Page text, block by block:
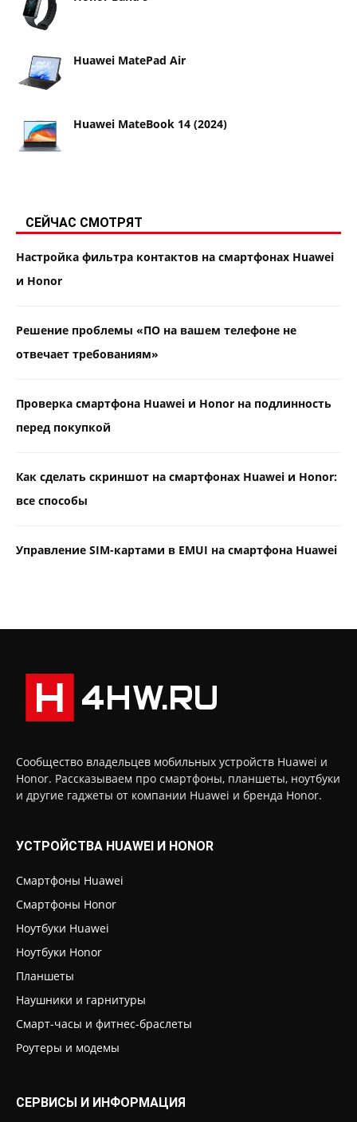
Huawei MatePad Air
Huawei MateBook 14 (2024)
СЕЙЧАС СМОТРЯТ
Настройка фильтра контактов на смартфонах Huawei
и Honor
Решение проблемы «ПО на вашем телефоне не
отвечает требованиям»
Проверка смартфона Huawei и Honor на подлинность
перед покупкой
Как сделать скриншот на смартфонах Huawei и Honor:
все способы
Управление SIM-картами в EMUI на смартфона Huawei
Сообщество владельцев мобильных устройств Huawei и
Honor. Рассказываем про смартфоны, планшеты, ноутбуки
и другие гаджеты от компании Huawei и бренда Honor.
УСТРОЙСТВА HUAWEI И HONOR
Смартфоны Huawei
Смартфоны Honor
Ноутбуки Huawei
Ноутбуки Honor
Планшеты
Наушники и гарнитуры
Смарт-часы и фитнес-браслеты
Роутеры и модемы
СЕРВИСЫ И ИНФОРМАЦИЯ